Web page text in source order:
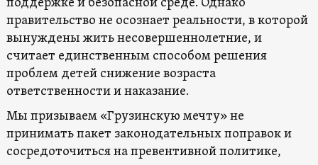
правительство не осознает реальности, в которой
вынуждены жить несовершеннолетние, и
считает единственным способом решения
проблем детей снижение возраста
ответственности и наказание.
Мы призываем «Грузинскую мечту» не
принимать пакет законодательных поправок и
сосредоточиться на превентивной политике,